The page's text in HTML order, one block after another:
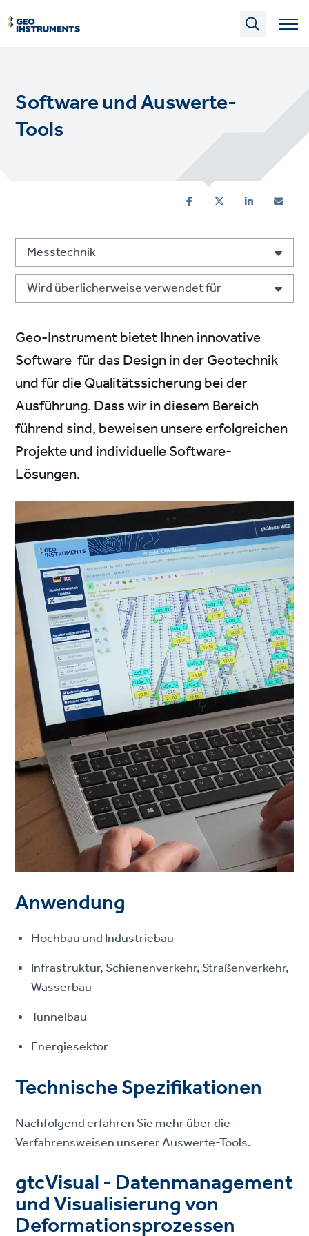
to
main
Software und Auswerte-
Tools
Messtechnik
Wird überlicherweise verwendet für
Geo-Instrument bietet Ihnen innovative
Software für das Design in der Geotechnik
und für die Qualitätssicherung bei der
Ausführung. Dass wir in diesem Bereich
führend sind, beweisen unsere erfolgreichen
Projekte und individuelle Software-
Lösungen.
Anwendung
Hochbau und Industriebau
Infrastruktur, Schienenverkehr, Straßenverkehr,
Wasserbau
Tunnelbau
Energiesektor
Technische Spezifikationen
Nachfolgend erfahren Sie mehr über die
Verfahrensweisen unserer Auswerte-Tools.
gtcVisual - Datenmanagement
und Visualisierung von
Deformationsprozessen